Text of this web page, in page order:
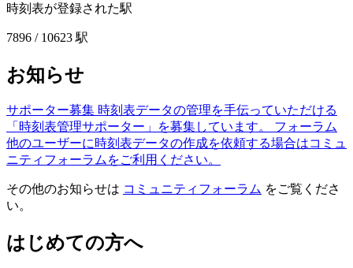
時刻表が登録された駅
7896 / 10623 駅
お知らせ
サポーター募集 時刻表データの管理を手伝っていただける
「時刻表管理サポーター」を募集しています。
フォーラム
他のユーザーに時刻表データの作成を依頼する場合はコミュ
ニティフォーラムをご利用ください。
その他のお知らせは コミュニティフォーラム をご覧くださ
い。
はじめての方へ